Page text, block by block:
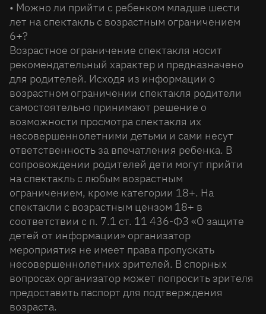
• Можно ли прийти с ребенком младше шести
лет на спектакль с возрастным ограничением
6+?
Возрастное ограничение спектакля носит
рекомендательный характер и предназначено
для родителей. Исходя из информации о
возрастном ограничении спектакля родители
самостоятельно принимают решение о
возможности просмотра спектакля их
несовершеннолетними детьми и сами несут
ответственность за впечатления ребенка. В
сопровождении родителей дети могут прийти
на спектакль с любым возрастным
ограничением, кроме категории 18+. На
спектакли с возрастным цензом 18+ в
соответствии с п. 7.1 ст. 11 436-ФЗ «О защите
детей от информации» организатор
мероприятия не имеет права пропускать
несовершеннолетних зрителей. В спорных
вопросах организатор может попросить зрителя
предоставить паспорт для подтверждения
возраста.